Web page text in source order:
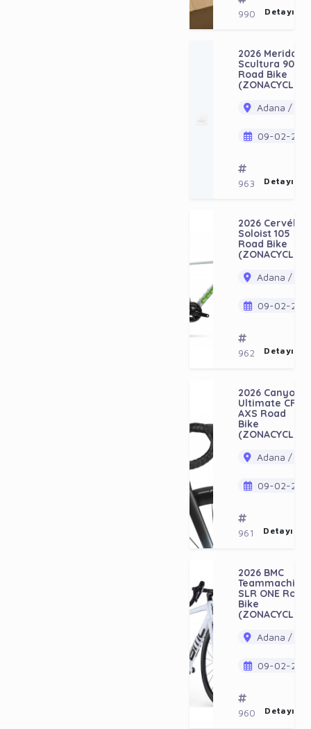
990 Detayı
2026 Merida
Scultura 9000
Road Bike
(ZONACYCLES)
Adana /
09-02-
963 Detayı
2026 Cervélo
Soloist 105
Road Bike
(ZONACYCLES)
Adana /
09-02-
962 Detayı
2026 Canyon
Ultimate CFR
AXS Road
Bike
(ZONACYCLES)
Adana /
09-02-
961 Detayı
2026 BMC
Teammachine
SLR ONE Road
Bike
(ZONACYCLES)
Adana /
09-02-
960 Detayı